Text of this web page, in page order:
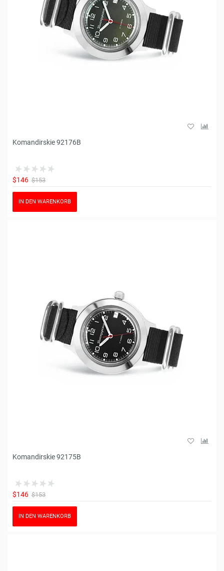
Komandirskie 92176B
$146 $153
IN DEN WARENKORB
Komandirskie 92175B
$146 $153
IN DEN WARENKORB